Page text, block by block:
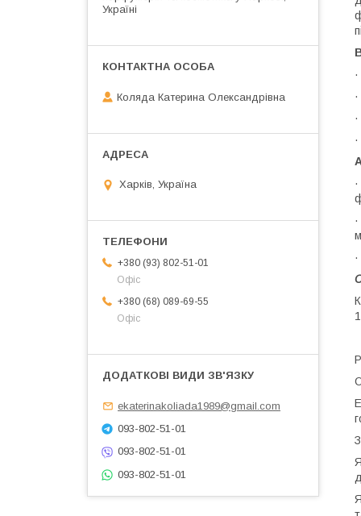
Україні
Коляда Катерина Олександрівна
Харків, Україна
+380 (93) 802-51-01
Офіс
+380 (68) 089-69-55
Офіс
ekaterinakoliada1989@gmail.com
093-802-51-01
093-802-51-01
093-802-51-01